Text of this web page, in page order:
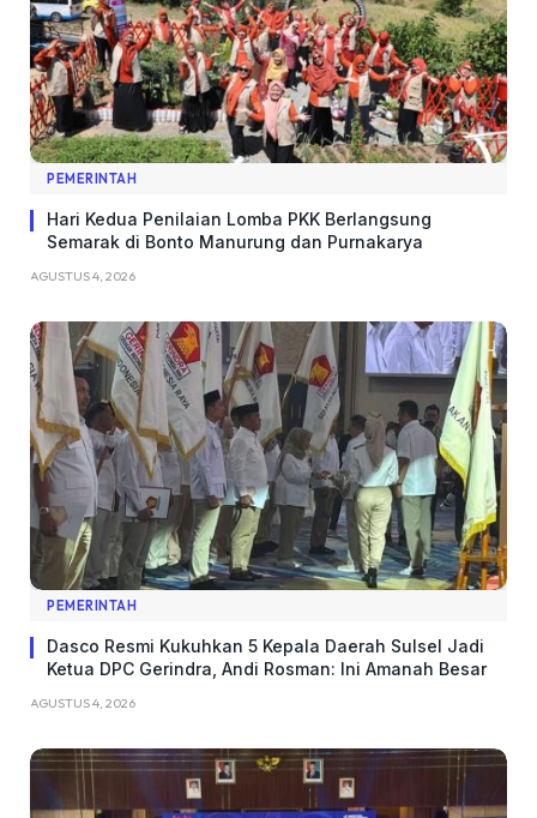
PEMERINTAH
Hari Kedua Penilaian Lomba PKK Berlangsung
Semarak di Bonto Manurung dan Purnakarya
AGUSTUS 4, 2026
PEMERINTAH
Dasco Resmi Kukuhkan 5 Kepala Daerah Sulsel Jadi
Ketua DPC Gerindra, Andi Rosman: Ini Amanah Besar
AGUSTUS 4, 2026